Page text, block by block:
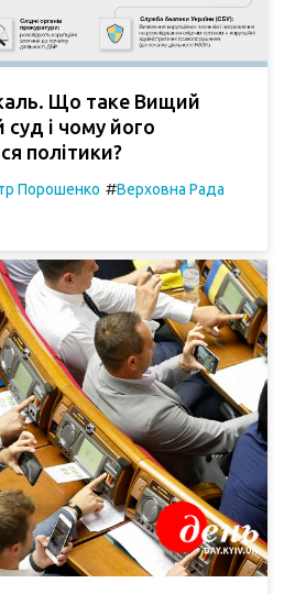
Що таке Вищий
суд і чому його
політики?
Порошенко #Верховна Рада